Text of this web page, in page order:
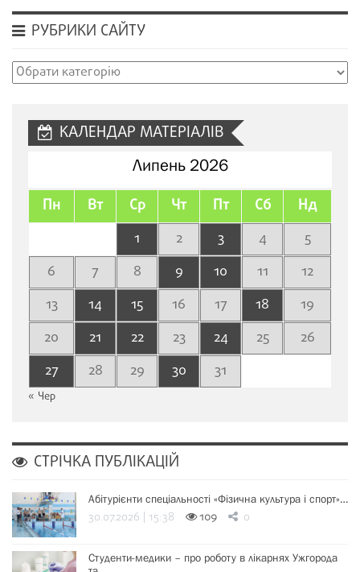
РУБРИКИ САЙТУ
Рубрики
КАЛЕНДАР МАТЕРІАЛІВ
Липень 2026
Пн Вт Ср Чт Пт Сб Нд
1 2 3 4
5
6
7 8 9 10 11
12
13
14 15 16 17 18
19
20
21 22 23 24 25
26
27
28 29 30 31
« Чер
СТРІЧКА ПУБЛІКАЦІЙ
Абітурієнти спеціальності «Фізична культура і спорт»…
30.07.2026 | 15:38 109 0
Студенти-медики – про роботу в лікарнях Ужгорода